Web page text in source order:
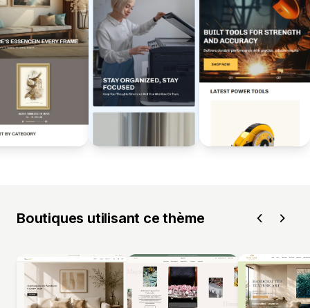
Boutiques utilisant ce thème